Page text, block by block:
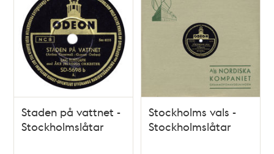
Staden på vattnet -
Stockholmslåtar
Stockholms vals -
Stockholmslåtar